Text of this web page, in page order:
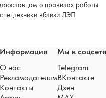
ярославцам о правилах работы
спецтехники вблизи ЛЭП
Информация
О нас
Рекламодателям
Контакты
Мы в
Telegram
ВКонтакте
Дзен